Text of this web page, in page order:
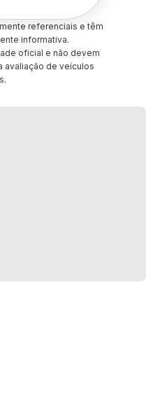
referenciais e têm
informativa.
oficial e não devem
avaliação de veículos